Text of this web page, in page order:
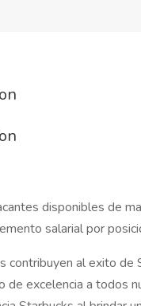
disponibles de
salarial por
contribuyen al exito de
de excelencia a todos